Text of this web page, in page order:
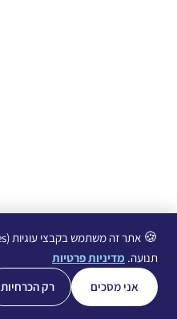
🍪
תנועה. מדיניות פרטיות
אני מסכים
רק הכרחיות